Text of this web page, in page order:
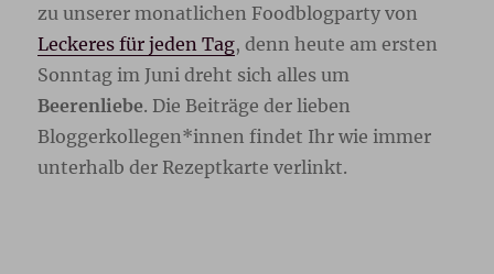
zu unserer monatlichen Foodblogparty von
Leckeres für jeden Tag, denn heute am ersten
Sonntag im Juni dreht sich alles um
Beerenliebe. Die Beiträge der lieben
Bloggerkollegen*innen findet Ihr wie immer
unterhalb der Rezeptkarte verlinkt.